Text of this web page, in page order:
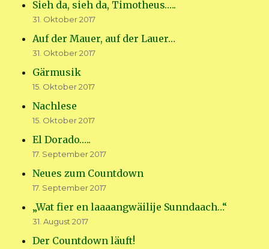
Sieh da, sieh da, Timotheus…..
31. Oktober 2017
Auf der Mauer, auf der Lauer…
31. Oktober 2017
Gärmusik
15. Oktober 2017
Nachlese
15. Oktober 2017
El Dorado…..
17. September 2017
Neues zum Countdown
17. September 2017
„Wat fier en laaaangwäilije Sunndaach…“
31. August 2017
Der Countdown läuft!